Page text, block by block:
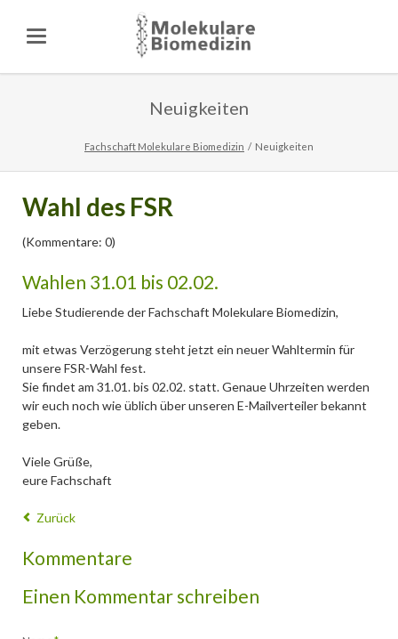
Neuigkeiten
Fachschaft Molekulare Biomedizin Neuigkeiten
Wahl des FSR
(Kommentare: 0)
Wahlen 31.01 bis 02.02.
Liebe Studierende der Fachschaft Molekulare Biomedizin,
mit etwas Verzögerung steht jetzt ein neuer Wahltermin für
unsere FSR-Wahl fest.
Sie findet am 31.01. bis 02.02. statt. Genaue Uhrzeiten werden
wir euch noch wie üblich über unseren E-Mailverteiler bekannt
geben.
Viele Grüße,
eure Fachschaft
Zurück
Kommentare
Einen Kommentar schreiben